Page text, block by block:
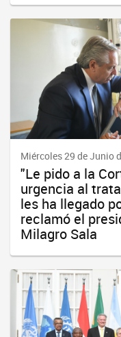
Miércoles 29 de Junio
"Le pido a la
urgencia al
les ha llegado
reclamó el
Milagro Sala